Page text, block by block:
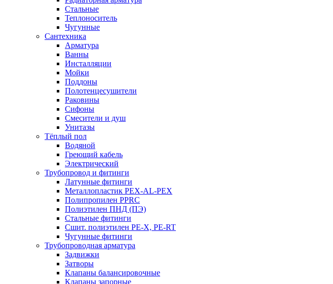
Стальные
Теплоноситель
Чугунные
Сантехника
Арматура
Ванны
Инсталляции
Мойки
Поддоны
Полотенцесушители
Раковины
Сифоны
Смесители и душ
Унитазы
Тёплый пол
Водяной
Греющий кабель
Электрический
Трубопровод и фитинги
Латунные фитинги
Металлопластик PEX-AL-PEX
Полипропилен PPRC
Полиэтилен ПНД (ПЭ)
Стальные фитинги
Сшит. полиэтилен PE-X, PE-RT
Чугунные фитинги
Трубопроводная арматура
Задвижки
Затворы
Клапаны балансировочные
Клапаны запорные